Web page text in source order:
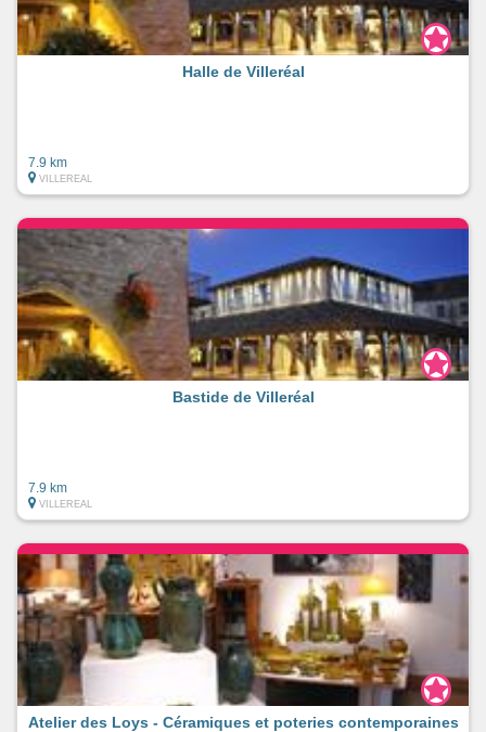
Halle de Villeréal
7.9 km
VILLEREAL
Bastide de Villeréal
7.9 km
VILLEREAL
Atelier des Loys - Céramiques et poteries contemporaines